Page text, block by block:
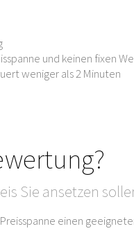
und keinen fixen
weniger als 2 Minuten
Sie ansetzen
einen